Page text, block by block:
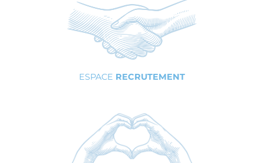
ESPACE RECRUTEMENT